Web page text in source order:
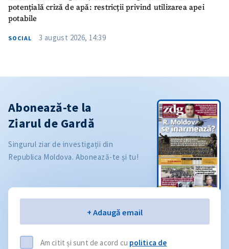
potențială criză de apă: restricții privind utilizarea apei
potabile
SOCIAL 3 august 2026, 14:39
Abonează-te la
Ziarul de Gardă
Singurul ziar de investigații din
Republica Moldova. Abonează-te și tu!
+ Adaugă email
Am citit și sunt de acord cu politica de